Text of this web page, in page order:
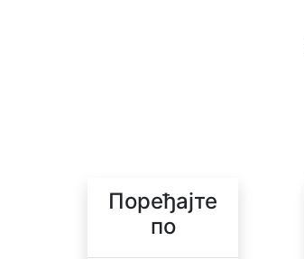
Поређајте
по